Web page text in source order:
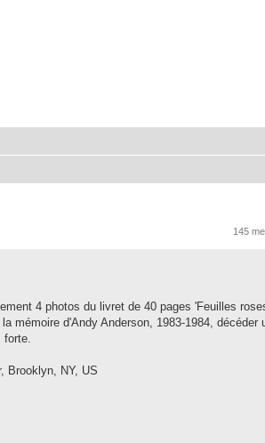
145
4 photos du livret de 40 pages 'Feuilles
mémoire d'Andy Anderson, 1983-1984, décéder
forte.
Brooklyn, NY, US